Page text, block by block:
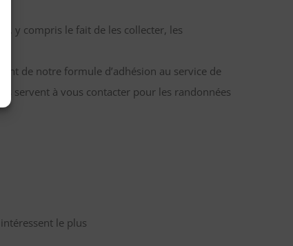
y compris le fait de les collecter, les
de notre formule d’adhésion au service de
servent à vous contacter pour les randonnées
le plus